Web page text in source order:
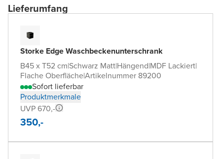
Lieferumfang
Storke Edge Waschbeckenunterschrank
B45 x T52 cm|Schwarz Matt|Hängend|MDF Lackiert|
Flache Oberfläche|Artikelnummer 89200
Sofort lieferbar
Produktmerkmale
UVP 670,-
350,-